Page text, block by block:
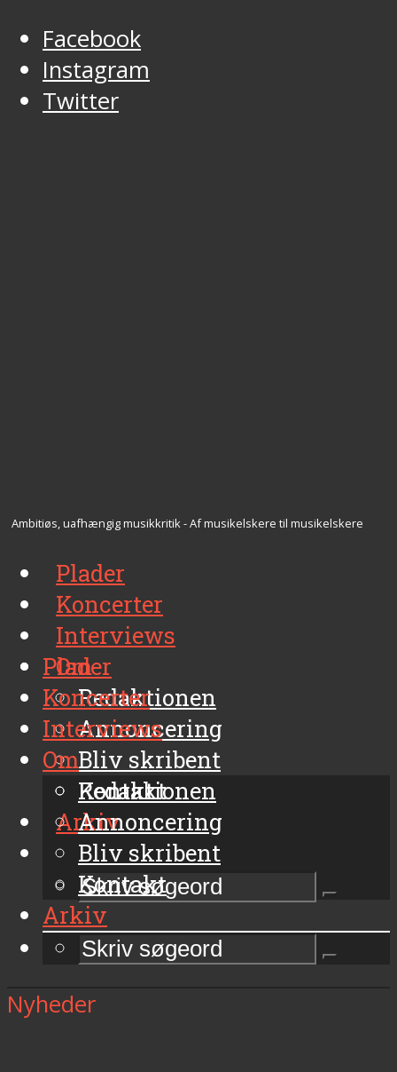
Facebook
Instagram
Twitter
Ambitiøs, uafhængig musikkritik - Af musikelskere til musikelskere
Plader
Koncerter
Interviews
Om
Redaktionen
Annoncering
Bliv skribent
Kontakt
Arkiv
Plader
Koncerter
Interviews
Om
Redaktionen
Annoncering
Bliv skribent
Kontakt
Arkiv
Nyheder